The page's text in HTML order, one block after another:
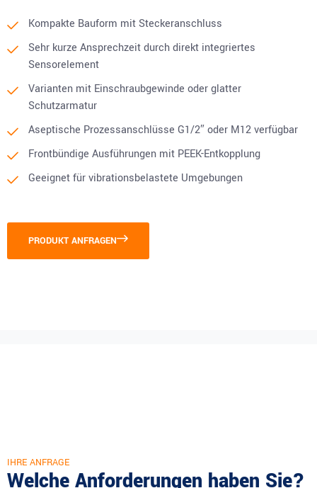
Kompakte Bauform mit Steckeranschluss
Sehr kurze Ansprechzeit durch direkt integriertes
Sensorelement
Varianten mit Einschraubgewinde oder glatter
Schutzarmatur
Aseptische Prozessanschlüsse G1/2″ oder M12 verfügbar
Frontbündige Ausführungen mit PEEK-Entkopplung
Geeignet für vibrationsbelastete Umgebungen
PRODUKT ANFRAGEN
IHRE ANFRAGE
Welche Anforderungen haben Sie?